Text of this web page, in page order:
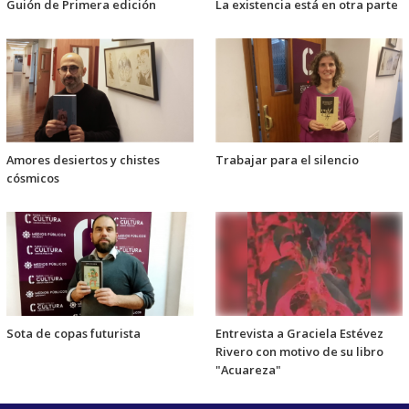
Guión de Primera edición La existencia está en otra parte
Amores desiertos y chistes
cósmicos
Trabajar para el silencio
Sota de copas futurista
Entrevista a Graciela Estévez
Rivero con motivo de su libro
"Acuareza"